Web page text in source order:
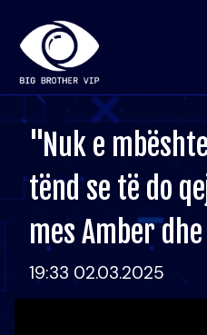
"Nuk e
tënd se të do
mes Amber
19:33 02.03.2025